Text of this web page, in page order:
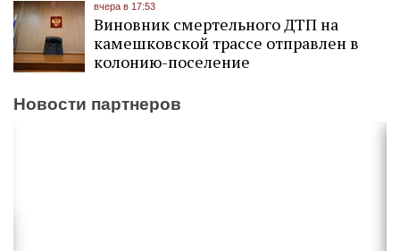
вчера в 17:53
Виновник смертельного ДТП на
камешковской трассе отправлен в
колонию-поселение
Новости партнеров